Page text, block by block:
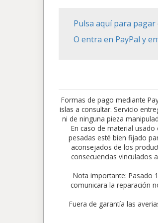
Pulsa aquí para
O entra en PayPal y
Formas de pago mediante
islas a consultar. Servicio
ni de ninguna pieza
En caso de material
pesadas esté bien fijado
aconsejados de los
consecuencias vinculados a
Nota importante: Pasado
comunicara la reparación
Fuera de garantía las